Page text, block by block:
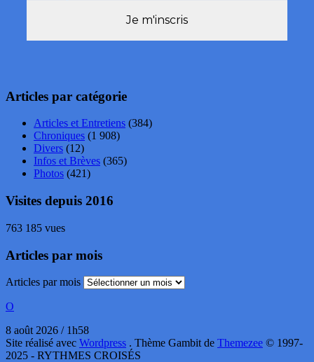
Articles par catégorie
Articles et Entretiens (384)
Chroniques (1 908)
Divers (12)
Infos et Brèves (365)
Photos (421)
Visites depuis 2016
763 185 vues
Articles par mois
Articles par mois
O
8 août 2026 / 1h58
Site réalisé avec Wordpress . Thème Gambit de Themezee © 1997-
2025 - RYTHMES CROISÉS